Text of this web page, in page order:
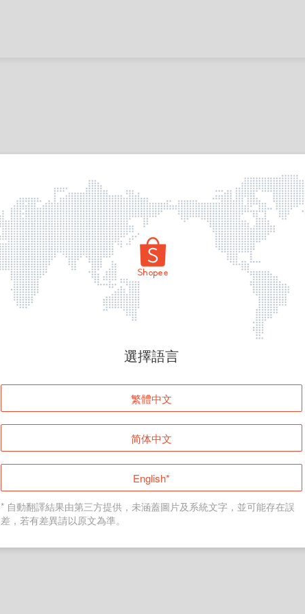
頁面無法顯示
登入
返回首頁
選擇語言
繁體中文
简体中文
English*
* 自動翻譯結果由第三方提供，未涵蓋圖片及系統文字，並可能存在誤
差，若有差異請以原文為準。